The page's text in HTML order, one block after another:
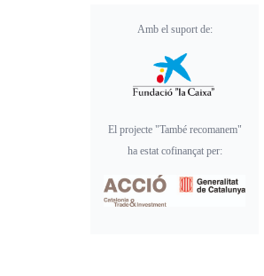
Amb el suport de:
El projecte "També recomanem"
ha estat cofinançat per: